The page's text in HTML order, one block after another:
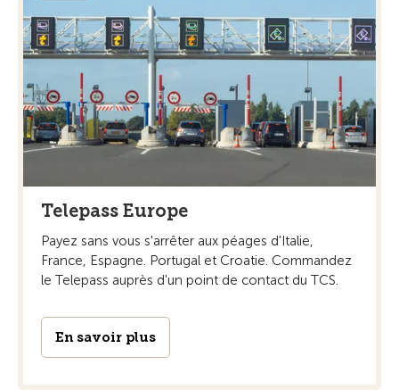
Telepass Europe
Payez sans vous s'arrêter aux péages d'Italie,
France, Espagne. Portugal et Croatie. Commandez
le Telepass auprès d'un point de contact du TCS.
En savoir plus